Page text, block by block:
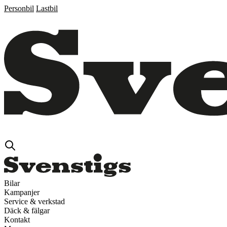
Personbil Lastbil
Bilar
Kampanjer
Service & verkstad
Däck & fälgar
Kontakt